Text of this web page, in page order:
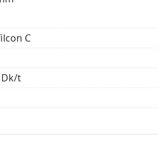
SofLens 59
22 Dk/t
C
Dk/t